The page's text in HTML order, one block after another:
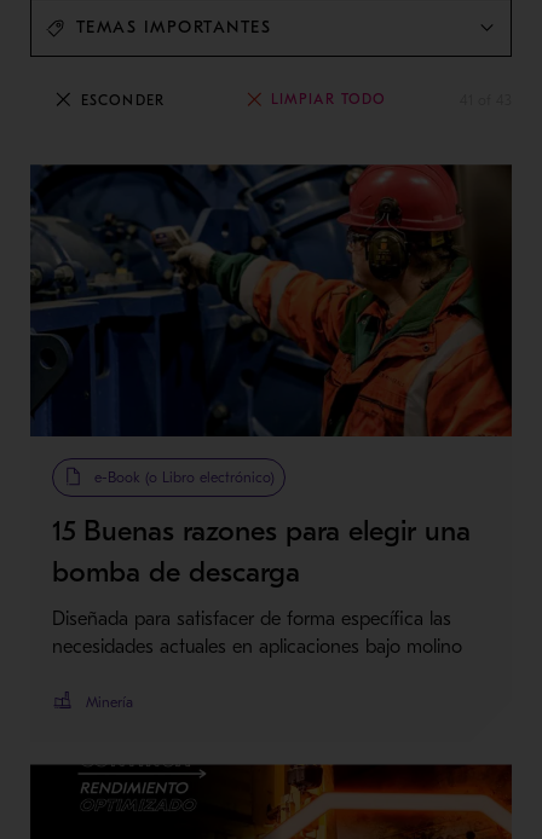
LIMPIAR TODO
ESCONDER
TEMAS IMPORTANTES
e-Book (o Libro electrónico)
15 Buenas razones para elegir una
bomba de descarga
Diseñada para satisfacer de forma específica las
necesidades actuales en aplicaciones bajo molino
Minería